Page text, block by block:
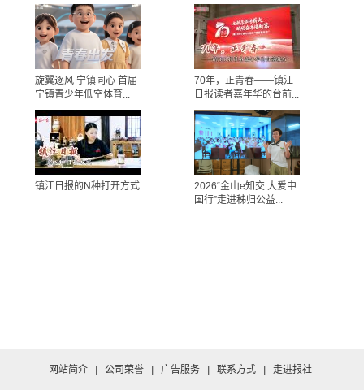
旋翼逐风 宁镇同心 首届
宁镇青少年低空体育...
70年，正青春——镇江
日报读者嘉年华的台前...
镇江日报的N种打开方式
2026“金山e知交 大爱中
国行”走进秭归公益...
网站简介 | 公司荣誉 | 广告服务 | 联系方式 | 走进报社